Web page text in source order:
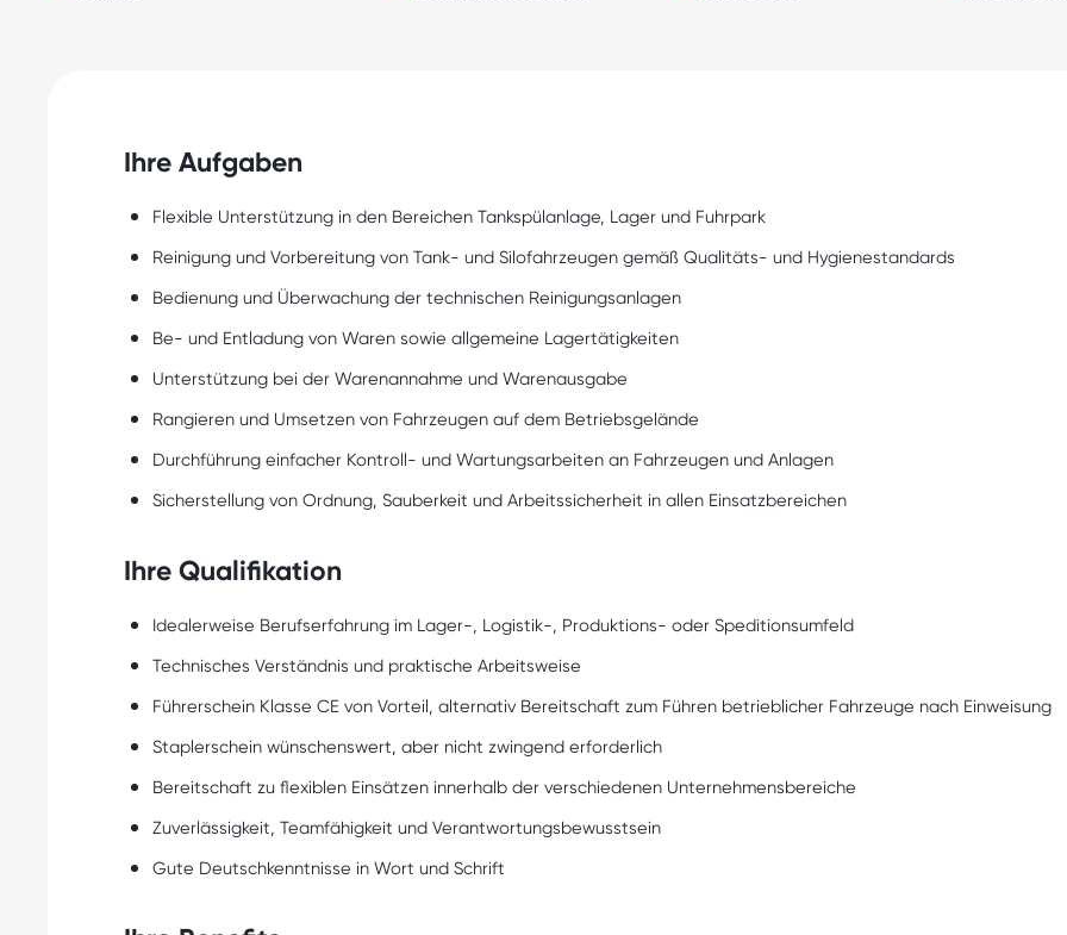
Ihre Aufgaben
Flexible Unterstützung in den Bereichen Tankspülanlage, Lager und Fuhrpark
Reinigung und Vorbereitung von Tank- und Silofahrzeugen gemäß Qualitäts- und Hygienestandards
Bedienung und Überwachung der technischen Reinigungsanlagen
Be- und Entladung von Waren sowie allgemeine Lagertätigkeiten
Unterstützung bei der Warenannahme und Warenausgabe
Rangieren und Umsetzen von Fahrzeugen auf dem Betriebsgelände
Durchführung einfacher Kontroll- und Wartungsarbeiten an Fahrzeugen und Anlagen
Sicherstellung von Ordnung, Sauberkeit und Arbeitssicherheit in allen Einsatzbereichen
Ihre Qualifikation
Idealerweise Berufserfahrung im Lager-, Logistik-, Produktions- oder Speditionsumfeld
Technisches Verständnis und praktische Arbeitsweise
Führerschein Klasse CE von Vorteil, alternativ Bereitschaft zum Führen betrieblicher Fahrzeuge nach Einweisung
Staplerschein wünschenswert, aber nicht zwingend erforderlich
Bereitschaft zu flexiblen Einsätzen innerhalb der verschiedenen Unternehmensbereiche
Zuverlässigkeit, Teamfähigkeit und Verantwortungsbewusstsein
Gute Deutschkenntnisse in Wort und Schrift